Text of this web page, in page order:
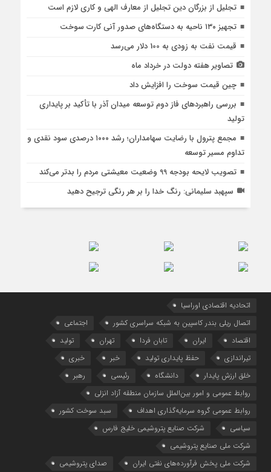
تجلیل از بزرگان دین تجلیل از معارف الهی و کاری لازم است
تجهیز ۱۳۰ ناحیه به دستگاه‌های صدور آنی کارت سوخت
قیمت نفت به زودی به 100 دلار می‌رسد
تصاویر هفته دولت در خرداد ماه
چین قیمت سوخت را افزایش داد
بررسی راهبردهای فاز دوم توسعه میدان آذر با تأکید بر پایداری
تولید
مجمع پترول با رضایت سهامداران؛ رشد ۱۰۰۰ درصدی سود نقدی و
تداوم مسیر توسعه
تصویب لایحه بودجه 99 وضعیت معیشتی مردم را بدتر می‌کند
سپهبد سلیمانی: رنگ خدا را بر هر رنگی ترجیح دهید
اتحادیه اقتصادی اوراسیا
اتصال ریلی بندر کاسپین به شبکه سراسری کشور
اجتماعی
اقتصاد
ایران تابان فردا تهران
تولید
تیراندازی
حفظ پایداری تولید خبر
خبری
خلق ارزش پایدار
دانشگاه رئیسی
رهبر
روابط عمومی و امور بین‌الملل سازمان منطقه آزاد انزلی
روابط عمومی گروه سرمایه‌گذاری اهداف
سبد سوخت کشور
سیاسی
شرکت صنایع پتروشیمی خلیج فارس
شرکت ملی صنایع پتروشیمی
شرکت ملی پخش فرآورده‌های نفتی ایران
صدای پتروشیمی